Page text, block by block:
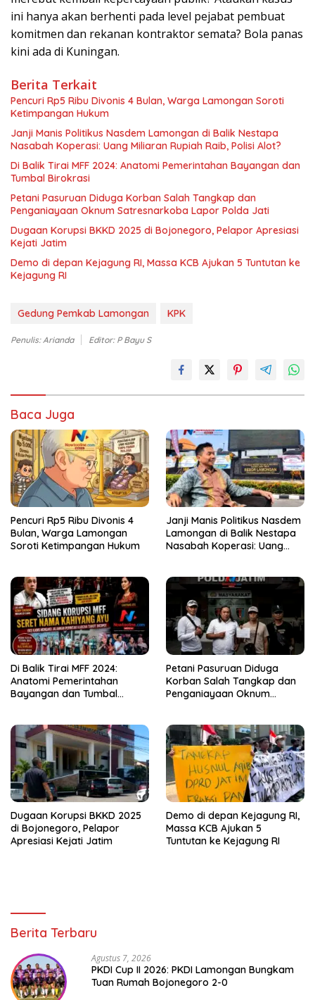
ini hanya akan berhenti pada level pejabat pembuat
komitmen dan rekanan kontraktor semata? Bola panas
kini ada di Kuningan.
Berita Terkait
Pencuri Rp5 Ribu Divonis 4 Bulan, Warga Lamongan Soroti
Ketimpangan Hukum
Janji Manis Politikus Nasdem Lamongan di Balik Nestapa
Nasabah Koperasi: Uang Miliaran Rupiah Raib, Polisi Alot?
Di Balik Tirai MFF 2024: Anatomi Pemerintahan Bayangan dan
Tumbal Birokrasi
Petani Pasuruan Diduga Korban Salah Tangkap dan
Penganiayaan Oknum Satresnarkoba Lapor Polda Jati
Dugaan Korupsi BKKD 2025 di Bojonegoro, Pelapor Apresiasi
Kejati Jatim
Demo di depan Kejagung RI, Massa KCB Ajukan 5 Tuntutan ke
Kejagung RI
Gedung Pemkab Lamongan KPK
Penulis: Arianda Editor: P Bayu S
Baca Juga
Pencuri Rp5 Ribu Divonis 4
Bulan, Warga Lamongan
Soroti Ketimpangan Hukum
Janji Manis Politikus Nasdem
Lamongan di Balik Nestapa
Nasabah Koperasi: Uang
Di Balik Tirai MFF 2024:
Anatomi Pemerintahan
Bayangan dan Tumbal
Petani Pasuruan Diduga
Korban Salah Tangkap dan
Penganiayaan Oknum
Dugaan Korupsi BKKD 2025
di Bojonegoro, Pelapor
Apresiasi Kejati Jatim
Demo di depan Kejagung RI,
Massa KCB Ajukan 5
Tuntutan ke Kejagung RI
Berita Terbaru
Agustus 7, 2026
PKDI Cup II 2026: PKDI Lamongan Bungkam
Tuan Rumah Bojonegoro 2-0